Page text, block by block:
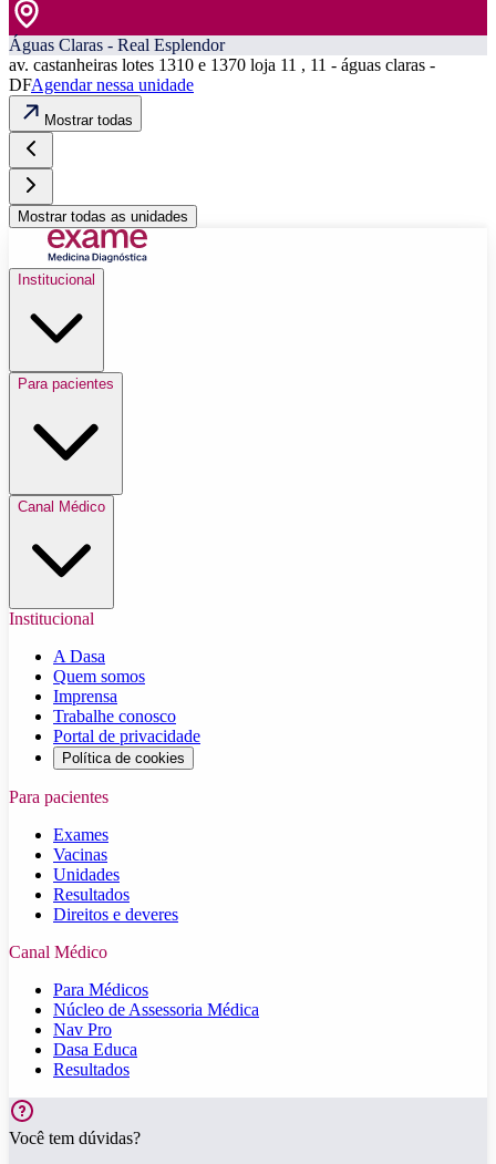
Águas Claras - Real Esplendor
av. castanheiras lotes 1310 e 1370 loja 11 , 11 - águas claras -
DFAgendar nessa unidade
Mostrar todas
Mostrar todas as unidades
Institucional
Para pacientes
Canal Médico
Institucional
A Dasa
Quem somos
Imprensa
Trabalhe conosco
Portal de privacidade
Política de cookies
Para pacientes
Exames
Vacinas
Unidades
Resultados
Direitos e deveres
Canal Médico
Para Médicos
Núcleo de Assessoria Médica
Nav Pro
Dasa Educa
Resultados
Você tem dúvidas?